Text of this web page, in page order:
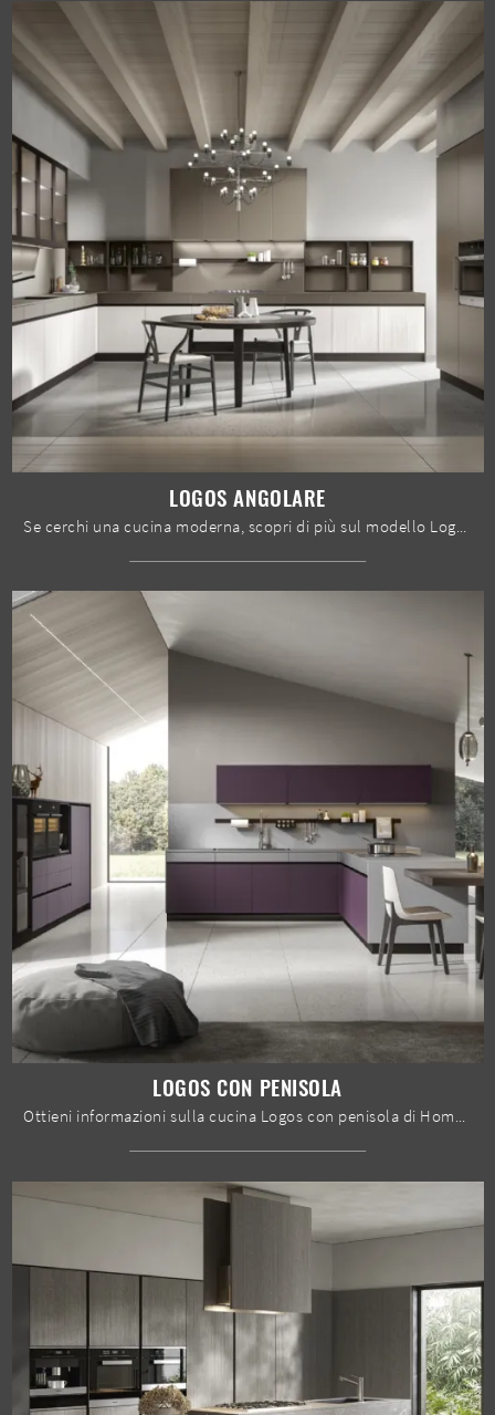
LOGOS ANGOLARE
Se cerchi una cucina moderna, scopri di più sul modello Logos angolare Home Cucine.
LOGOS CON PENISOLA
Ottieni informazioni sulla cucina Logos con penisola di Home Cucine: questa soluzione in melaminico sarà l'acquisto ideale per te!